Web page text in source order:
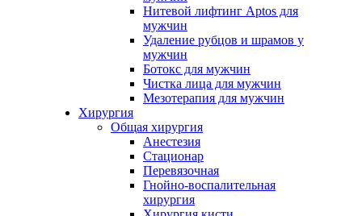
Нитевой лифтинг Aptos для
мужчин
Удаление рубцов и шрамов у
мужчин
Ботокс для мужчин
Чистка лица для мужчин
Мезотерапия для мужчин
Хирургия
Общая хирургия
Анестезия
Стационар
Перевязочная
Гнойно-воспалительная
хирургия